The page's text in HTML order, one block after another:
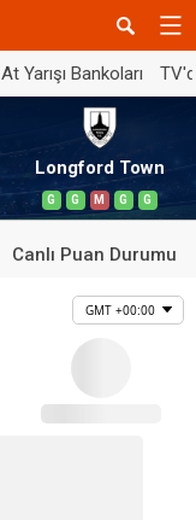
At Yarışı Bankoları
Longford Town
G G M G G
Canlı Puan Durumu
GMT +00:00